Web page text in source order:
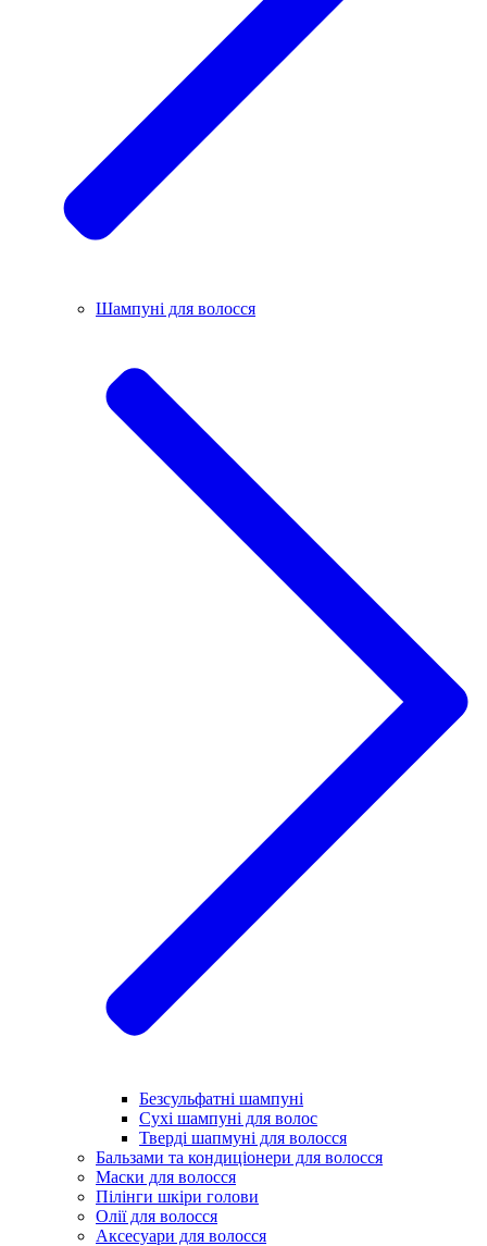
Шампуні для волосся
Безсульфатні шампуні
Сухі шампуні для волос
Тверді шапмуні для волосся
Бальзами та кондиціонери для волосся
Маски для волосся
Пілінги шкіри голови
Олії для волосся
Аксесуари для волосся